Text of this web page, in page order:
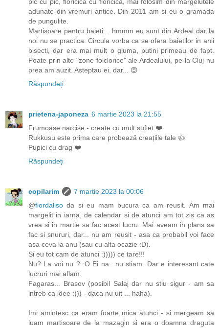
pic cu pic, floricica cu floricica, mai folosim din margelutele
adunate din vremuri antice. Din 2011 am si eu o gramada
de pungulite.
Martisoare pentru baieti... hmmm eu sunt din Ardeal dar la
noi nu se practica. Circula vorba ca se ofera baietilor in anii
bisecti, dar era mai mult o gluma, putini primeau de fapt.
Poate prin alte "zone folclorice" ale Ardealului, pe la Cluj nu
prea am auzit. Asteptau ei, dar... 😍
Răspundeți
prietena-japoneza 6 martie 2023 la 21:55
Frumoase narcise - create cu mult suflet ❤️
Rukkusu este prima care probează creațiile tale 👍
Pupici cu drag ❤️
Răspundeți
copilarim
7 martie 2023 la 00:06
@fiordaliso da si eu mam bucura ca am reusit. Am mai
margelit in iarna, de calendar si de atunci am tot zis ca as
vrea si in martie sa fac acest lucru. Mai aveam in plans sa
fac si snururi, dar... nu am reusit - asa ca probabil voi face
asa ceva la anu (sau cu alta ocazie :D).
Si eu tot cam de atunci :))))) ce tare!!!
Nu? La voi nu ? :O Ei na.. nu stiam. Dar e interesant cate
lucruri mai aflam.
Fagaras... Brasov (posibil Salaj dar nu stiu sigur - am sa
intreb ca idee :))) - daca nu uit ... haha).
Imi amintesc ca eram foarte mica atunci - si mergeam sa
luam martisoare de la mazagin si era o doamna draguta